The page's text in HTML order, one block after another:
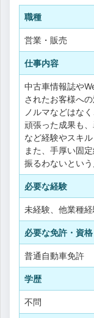
職種
営業・販売
仕事内容
中古車情報誌や
されたお客様へ
ノルマなどはな
頑張った成果も
など経験やスキ
また、手厚い固
振るわないとい
必要な経験
未経験、他業種
必要な免許・資格
普通自動車免許
学歴
不問